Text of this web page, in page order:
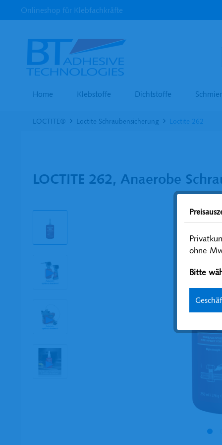
Onlineshop für Klebfachkräfte
Home Klebstoffe Dichtstoffe
LOCTITE® Loctite Schraubensicherung Loctite 262
LOCTITE 262, Anaerobe
ohne
Bitte